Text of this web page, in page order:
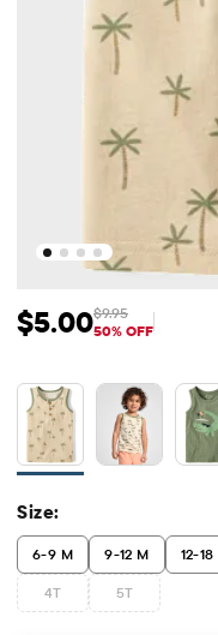
Precio de venta: $5
$5.00 Precio
$9.95
50% OFF
Size:
6-9 M 9-12 M 12-18
4T 5T